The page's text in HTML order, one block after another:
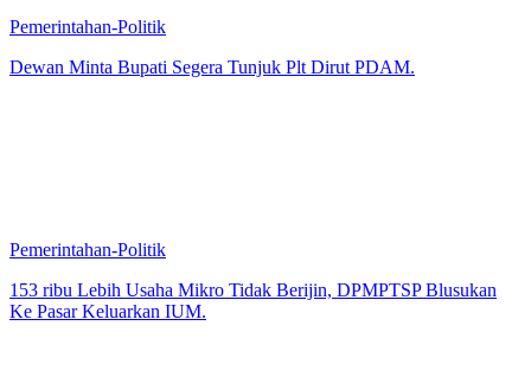
Pemerintahan-Politik
Dewan Minta Bupati Segera Tunjuk Plt Dirut PDAM.
Pemerintahan-Politik
153 ribu Lebih Usaha Mikro Tidak Berijin, DPMPTSP Blusukan
Ke Pasar Keluarkan IUM.